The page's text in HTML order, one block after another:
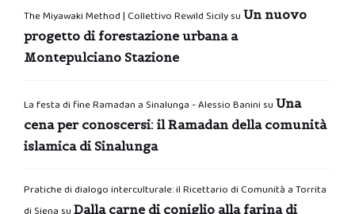
The Miyawaki Method | Collettivo Rewild Sicilysu Un nuovo
progetto di forestazione urbana a
Montepulciano Stazione
La festa di fine Ramadan a Sinalunga - Alessio Banini su Una
cena per conoscersi: il Ramadan della comunità
islamica di Sinalunga
Pratiche di dialogo interculturale: il Ricettario di Comunità a Torrita
Dalla carne di coniglio alla farina di